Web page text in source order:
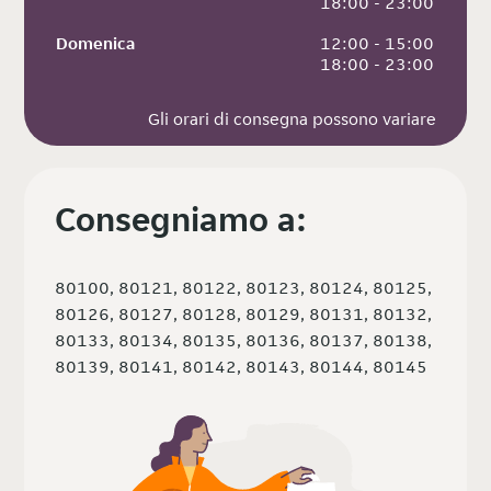
Domenica
12:00 - 15:00
18:00 - 23:00
Gli orari di consegna possono variare
Consegniamo a:
80100, 80121, 80122, 80123, 80124, 80125,
80126, 80127, 80128, 80129, 80131, 80132,
80133, 80134, 80135, 80136, 80137, 80138,
80139, 80141, 80142, 80143, 80144, 80145